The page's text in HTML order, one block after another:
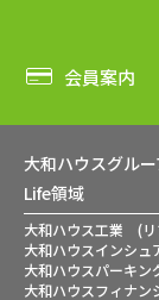
会員案内
大和ハウスグル
Life領域
大和ハウス工業 (
大和ハウスインシュ
大和ハウスパーキン
大和ハウスフィナン